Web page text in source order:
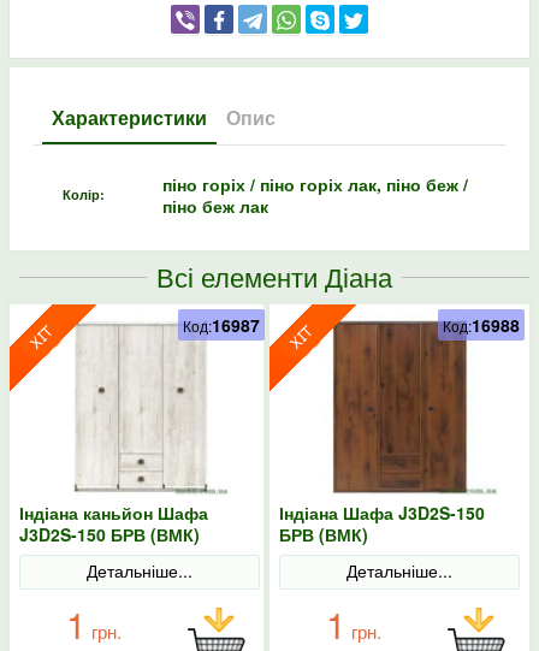
Характеристики Опис
Колір:
піно горіх / піно горіх лак, піно беж /
піно беж лак
Всі елементи Діана
Індіана каньйон Шафа
J3D2S-150 БРВ (ВМК)
Детальніше...
1 грн.
Код:16987
Індіана Шафа J3D2S-150
БРВ (ВМК)
Детальніше...
1 грн.
Код:16988